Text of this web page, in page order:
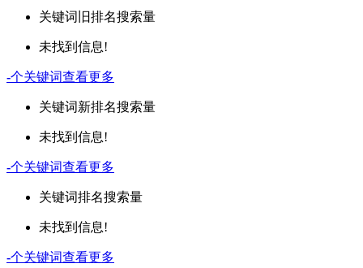
关键词 旧排名搜索量
未找到信息!
-个关键词查看更多
关键词新排名搜索量
未找到信息!
-个关键词查看更多
关键词排名搜索量
未找到信息!
-个关键词查看更多